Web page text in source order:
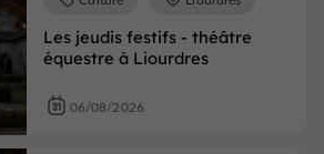
Les jeudis festifs - théâtre
équestre à Liourdres
06/08/2026